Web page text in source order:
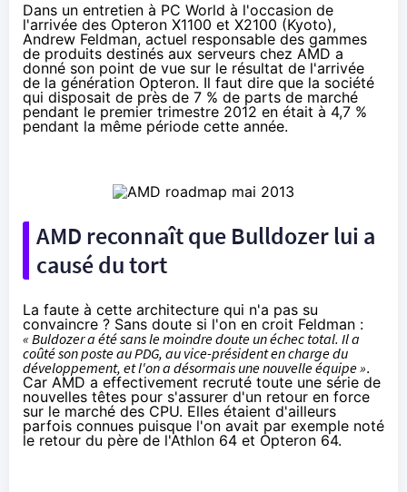
Dans un entretien à PC World à l'occasion de
l'arrivée des Opteron X1100 et X2100 (Kyoto),
Andrew Feldman, actuel responsable des gammes
de produits destinés aux serveurs chez AMD a
donné son point de vue sur le résultat de l'arrivée
de la génération Opteron. Il faut dire que la société
qui disposait de près de 7 % de parts de marché
pendant le premier trimestre 2012 en était à 4,7 %
pendant la même période cette année.
AMD reconnaît que Bulldozer lui a
causé du tort
La faute à cette architecture qui n'a pas su
convaincre ? Sans doute si l'on en croit Feldman :
« Buldozer a été sans le moindre doute un échec total. Il a
coûté son poste au PDG, au vice-président en charge du
développement, et l'on a désormais une nouvelle équipe ».
Car AMD a effectivement recruté toute une série de
nouvelles têtes pour s'assurer d'un retour en force
sur le marché des CPU. Elles étaient d'ailleurs
parfois connues puisque l'on avait par exemple noté
le retour du père de l'Athlon 64 et Opteron 64.